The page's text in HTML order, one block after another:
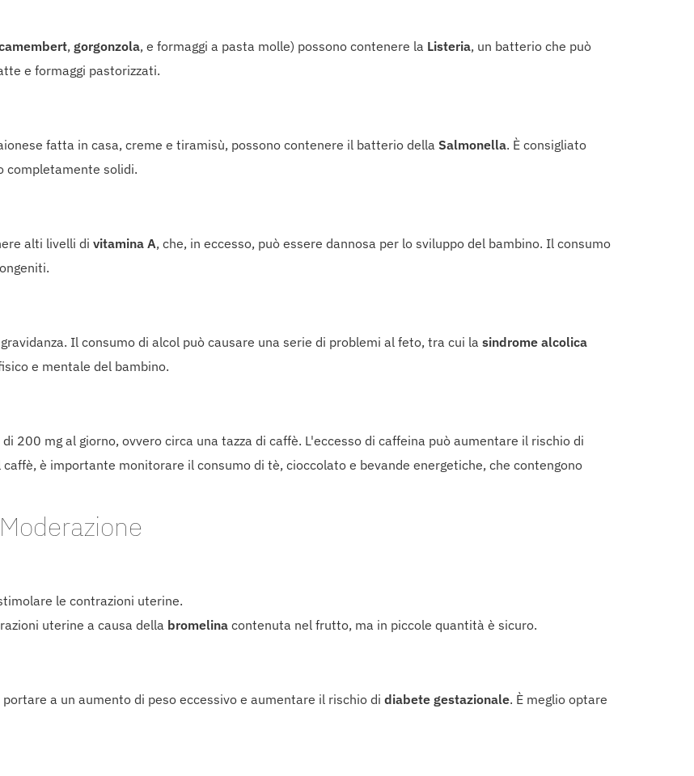
, gorgonzola, e formaggi a pasta molle) possono contenere la Listeria, un batterio che può
e formaggi pastorizzati.
fatta in casa, creme e tiramisù, possono contenere il batterio della Salmonella. È consigliato
completamente solidi.
alti livelli di vitamina A, che, in eccesso, può essere dannosa per lo sviluppo del bambino. Il consumo
Il consumo di alcol può causare una serie di problemi al feto, tra cui la sindrome alcolica
e mentale del bambino.
200 mg al giorno, ovvero circa una tazza di caffè. L'eccesso di caffeina può aumentare il rischio di
è importante monitorare il consumo di tè, cioccolato e bevande energetiche, che contengono
le contrazioni uterine.
uterine a causa della bromelina contenuta nel frutto, ma in piccole quantità è sicuro.
portare a un aumento di peso eccessivo e aumentare il rischio di diabete gestazionale. È meglio optare